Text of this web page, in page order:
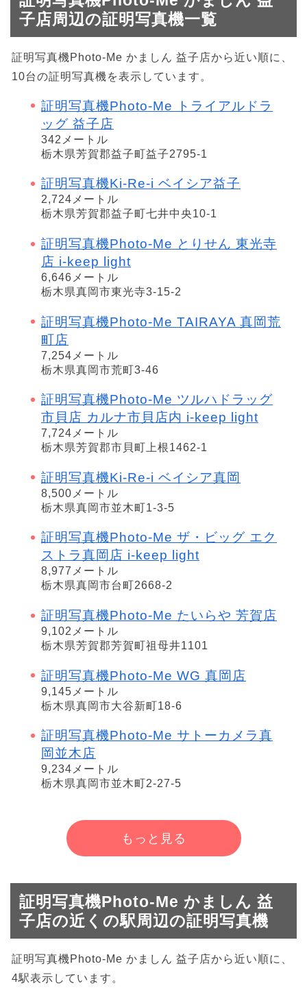
子店周辺の証明写真機一覧
証明写真機Photo-Me かましん 益子店から近い順に、
10台の証明写真機を表示しています。
証明写真機Photo-Me トライアルドラ
ッグ 益子店
342メートル
栃木県芳賀郡益子町益子2795-1
証明写真機Ki-Re-i ベイシア益子
2,724メートル
栃木県芳賀郡益子町七井中央10-1
証明写真機Photo-Me とりせん 東光寺
店 i-keep light
6,646メートル
栃木県真岡市東光寺3-15-2
証明写真機Photo-Me TAIRAYA 真岡荒
町店
7,254メートル
栃木県真岡市荒町3-46
証明写真機Photo-Me ツルハドラッグ
市貝店 カルナ市貝店内 i-keep light
7,724メートル
栃木県芳賀郡市貝町上根1462-1
証明写真機Ki-Re-i ベイシア真岡
8,500メートル
栃木県真岡市並木町1-3-5
証明写真機Photo-Me ザ・ビッグ エク
ストラ真岡店 i-keep light
8,977メートル
栃木県真岡市台町2668-2
証明写真機Photo-Me たいらや 芳賀店
9,102メートル
栃木県芳賀郡芳賀町祖母井1101
証明写真機Photo-Me WG 真岡店
9,145メートル
栃木県真岡市大谷新町18-6
証明写真機Photo-Me サトーカメラ真
岡並木店
9,234メートル
栃木県真岡市並木町2-27-5
もっと見る
証明写真機Photo-Me かましん 益
子店の近くの駅周辺の証明写真機
証明写真機Photo-Me かましん 益子店から近い順に、
4駅表示しています。